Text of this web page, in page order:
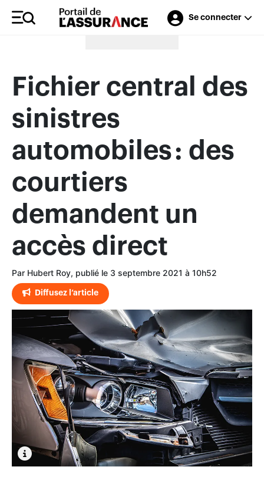
Se connecter
Merci à nos annonceurs
Fichier central des
sinistres
automobiles : des
courtiers
demandent un
accès direct
Par Hubert Roy, publié le 3 septembre 2021 à 10h52
Diffusez l’article